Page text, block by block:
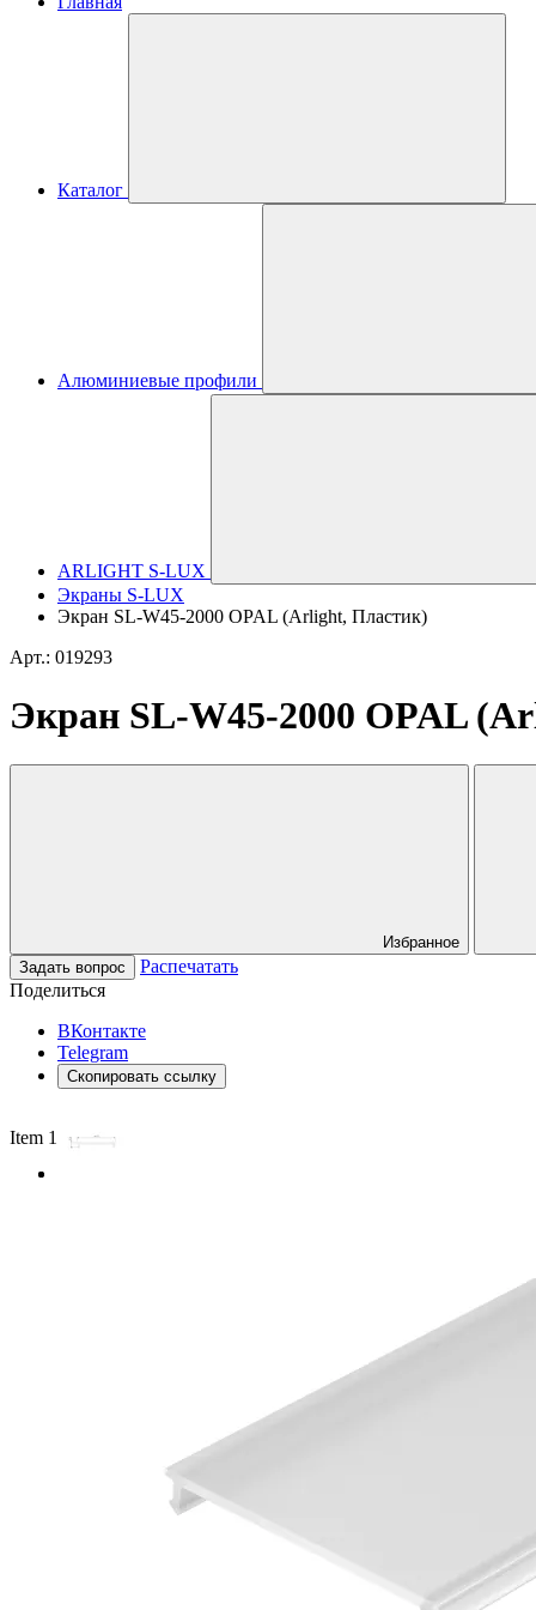
Каталог
Алюминиевые профили
ARLIGHT S-LUX
Экраны S-LUX
Экран SL-W45-2000 OPAL (Arlight, Пластик)
Арт.: 019293
Экран SL-W45-2000 OPAL
Избранное
Задать вопрос
Распечатать
Поделиться
ВКонтакте
Telegram
Скопировать ссылку
Item 1 of 2